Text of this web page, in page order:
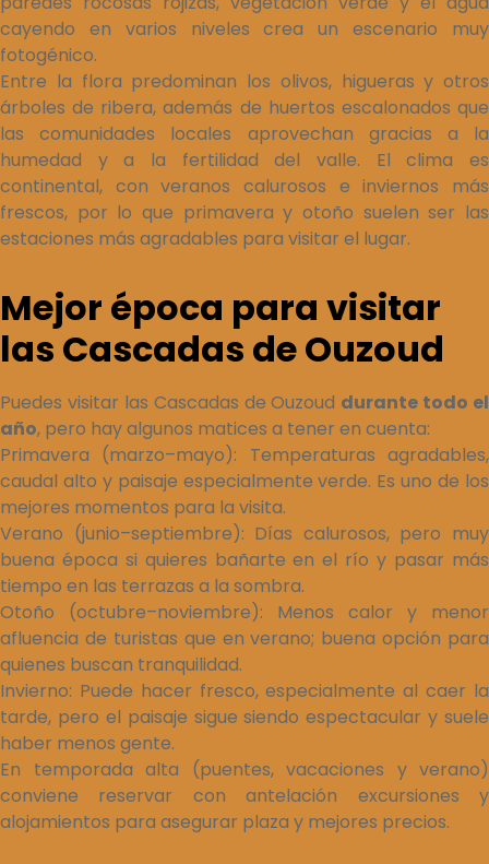
cayendo en varios niveles crea un escenario muy
fotogénico.
Entre la flora predominan los olivos, higueras y otros
árboles de ribera, además de huertos escalonados que
las comunidades locales aprovechan gracias a la
humedad y a la fertilidad del valle. El clima es
continental, con veranos calurosos e inviernos más
frescos, por lo que primavera y otoño suelen ser las
estaciones más agradables para visitar el lugar.
Mejor época para visitar
las Cascadas de Ouzoud
Puedes visitar las Cascadas de Ouzoud durante todo el
año, pero hay algunos matices a tener en cuenta:
Primavera (marzo–mayo): Temperaturas agradables,
caudal alto y paisaje especialmente verde. Es uno de los
mejores momentos para la visita.
Verano (junio–septiembre): Días calurosos, pero muy
buena época si quieres bañarte en el río y pasar más
tiempo en las terrazas a la sombra.
Otoño (octubre–noviembre): Menos calor y menor
afluencia de turistas que en verano; buena opción para
quienes buscan tranquilidad.
Invierno: Puede hacer fresco, especialmente al caer la
tarde, pero el paisaje sigue siendo espectacular y suele
haber menos gente.
En temporada alta (puentes, vacaciones y verano)
conviene reservar con antelación excursiones y
alojamientos para asegurar plaza y mejores precios.